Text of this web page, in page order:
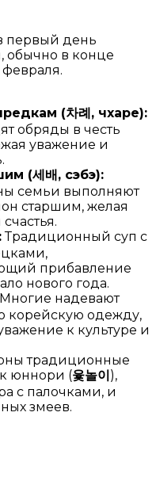
первый день
обычно в конце
(차례, чхаре):
обряды в честь
уважение и
(세배, сэбэ):
семьи выполняют
старшим, желая
Традиционный суп с
прибавление
нового года.
Многие надевают
корейскую одежду,
к культуре и
традиционные
юннори (윷놀이),
с палочками, и
змеев.